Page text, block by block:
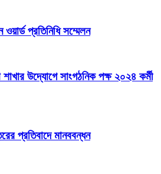
প্রতিনিধি সম্মেলন
শাখার উদ্যোগে সাংগঠনিক পক্ষ ২০২৪ কর্মী
প্রতিবাদে মানববন্ধন